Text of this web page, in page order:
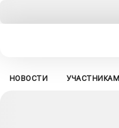
НОВОСТИ УЧАСТНИКАМ